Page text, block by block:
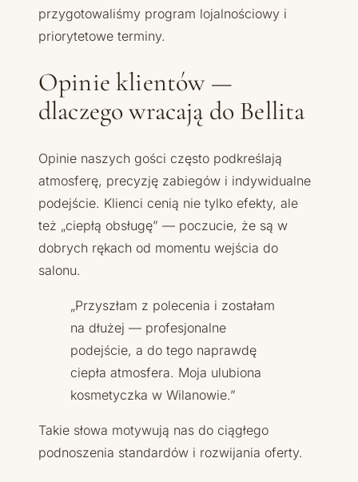
przygotowaliśmy program lojalnościowy i
priorytetowe terminy.
Opinie klientów —
dlaczego wracają do Bellita
Opinie naszych gości często podkreślają
atmosferę, precyzję zabiegów i indywidualne
podejście. Klienci cenią nie tylko efekty, ale
też „ciepłą obsługę” — poczucie, że są w
dobrych rękach od momentu wejścia do
salonu.
„Przyszłam z polecenia i zostałam
na dłużej — profesjonalne
podejście, a do tego naprawdę
ciepła atmosfera. Moja ulubiona
kosmetyczka w Wilanowie.”
Takie słowa motywują nas do ciągłego
podnoszenia standardów i rozwijania oferty.